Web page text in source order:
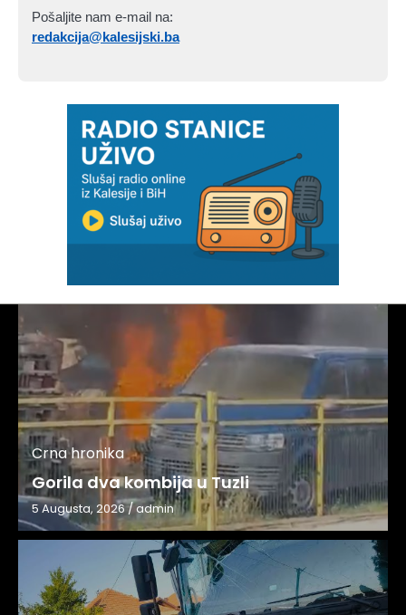
Pošaljite nam e-mail na:
redakcija@kalesijski.ba
Crna hronika
Gorila dva kombija u Tuzli
5 Augusta, 2026/admin